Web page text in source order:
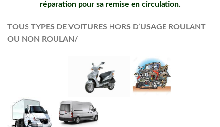
réparation pour sa remise en circulation.
TOUS TYPES DE VOITURES HORS D’USAGE ROULANT
OU NON ROULAN/